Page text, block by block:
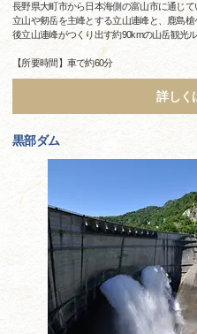
長野県大町市から日本海側の富山市に通じて
立山や剱岳を主峰とする立山連峰と、鹿島槍
後立山連峰がつくり出す約90kmの山岳観光ル
【所要時間】車で約60分
詳しく
黒部ダム